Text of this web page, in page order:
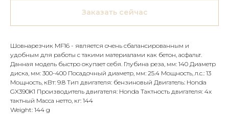
Заказать сейчас
Шовнарезчик MF16 - является очень сбалансированным и
удобным для работы с такими материалами как бетон, асфальт.
Данная модель быстро окупает себя. Глубина реза, мм: 140 Диаметр
диска, мм: 300-400 Посадочный диаметр, мм: 25.4 Мощность, л.с.: 13
Мощность, кВт: 9.8 Тип двигателя: бензиновый Двигатель: Honda
GX390K1 Производитель двигателя: Honda Тактность двигателя: 4х
тактный Масса нетто, кг: 144
Weight: 144 g